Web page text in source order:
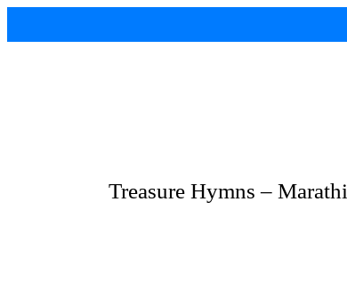
content
Treasure Hymns – Marathi